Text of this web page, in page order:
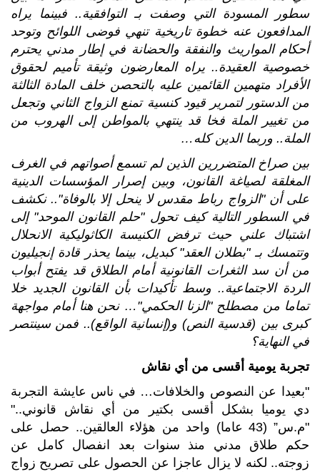
سطور المسودة التي وصفت بـ التوافقية .. فبينما يراه
المدافعون عنه خطوة تاريخية تنهي فوضى اللوائح وتوحد
أحكام المواريث والنفقة والحضانة في إطار مدني يحترم
خصوصية العقيدة..يراه المعارضون وثيقة تأميم لحقوق
الأفراد متهمين القائمين عليه بالتحصن خلف المادة الثالثة
من الدستور لتمرير قيود كنسية تمنع الزواج الثاني وتجعل
من تغيير الملة فخا قد ينتهي بالمواطن إلى الهروب من
الملة .. وربما الدين كله …
بين صراخ المتضررين الذين لم تسمع أصواتهم في الغرف
المغلقة لصياغة القانون، وبين إصرار المؤسسات الدينية
على أن"الزواج رباط مقدس لا ينحل إلا بالوفاة"..نكشف
في السطور التالية كيف تحول"حلم القانون الموحد"إلى
اشتباك علني حيث ترفض الكنيسة الكاثوليكية الانحلال
وتتمسك بـ"بطلان العقد"كبديل، بينما يحذر قادة إنجيليون
من أن سد الثغرات القانونية أمام الطلاق قد يفتح أبواب
الردة الاجتماعية .. وسط تأكيدات بأن القانون الجديد خلا
تماما من مصطلح"الزنا الحكمي"…نحن هنا أمام مواجهة
كبرى بين (قدسية النص) و(إنسانية الواقع).. فمن سينتصر
في النهاية؟
تجربة يومية أقسى من أي نقاش
"بعيدا عن النصوص والخلافات… في ناس عايشة التجربة
دي يوميا بشكل أقسى بكتير من أي نقاش قانوني.."
"م.س” (43 عاما) واحد من هؤلاء العالقين.. حصل على
حكم طلاق مدني منذ سنوات بعد انفصال كامل عن
زوجته.. لكنه لا يزال عاجزا عن الحصول على تصريح زواج